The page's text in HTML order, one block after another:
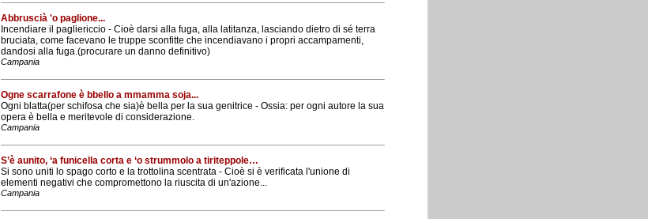
Abbruscià 'o paglione...
Incendiare il pagliericcio - Cioè darsi alla fuga, alla latitanza, lasciando dietro di sé terra
bruciata, come facevano le truppe sconfitte che incendiavano i propri accampamenti,
dandosi alla fuga.(procurare un danno definitivo)
Campania
Ogne scarrafone è bbello a mmamma soja...
Ogni blatta(per schifosa che sia)è bella per la sua genitrice - Ossia: per ogni autore la sua
opera è bella e meritevole di considerazione.
Campania
S’è aunito, ‘a funicella corta e ‘o strummolo a tiriteppole…
Si sono uniti lo spago corto e la trottolina scentrata - Cioè si è verificata l'unione di
elementi negativi che compromettono la riuscita di un'azione...
Campania